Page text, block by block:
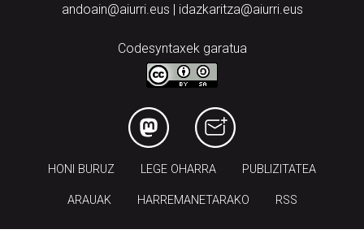
andoain@aiurri.eus | idazkaritza@aiurri.eus
Codesyntaxek garatua
HONI BURUZ LEGE OHARRA PUBLIZITATEA
ARAUAK HARREMANETARAKO RSS